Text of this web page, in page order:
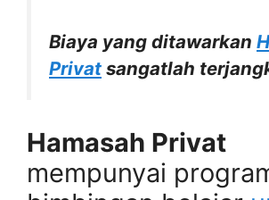
Biaya yang ditawarkan
Privat sangatlah
Hamasah Privat
mempunyai